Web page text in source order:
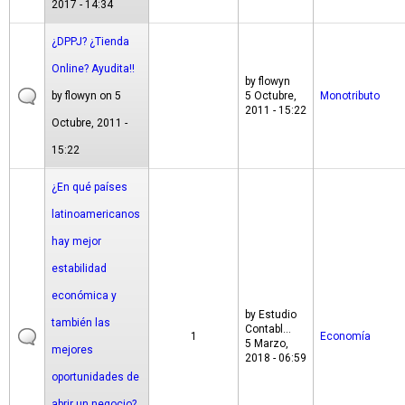
2017 - 14:34
¿DPPJ? ¿Tienda
Online? Ayudita!!
byflowyn on 5
Octubre, 2011 -
15:22
byflowyn
5 Octubre,
2011 - 15:22
Monotributo
¿En qué países
latinoamericanos
hay mejor
estabilidad
económica y
también las
mejores
oportunidades de
1
by Estudio
Contabl...
5 Marzo,
2018 - 06:59
Economía